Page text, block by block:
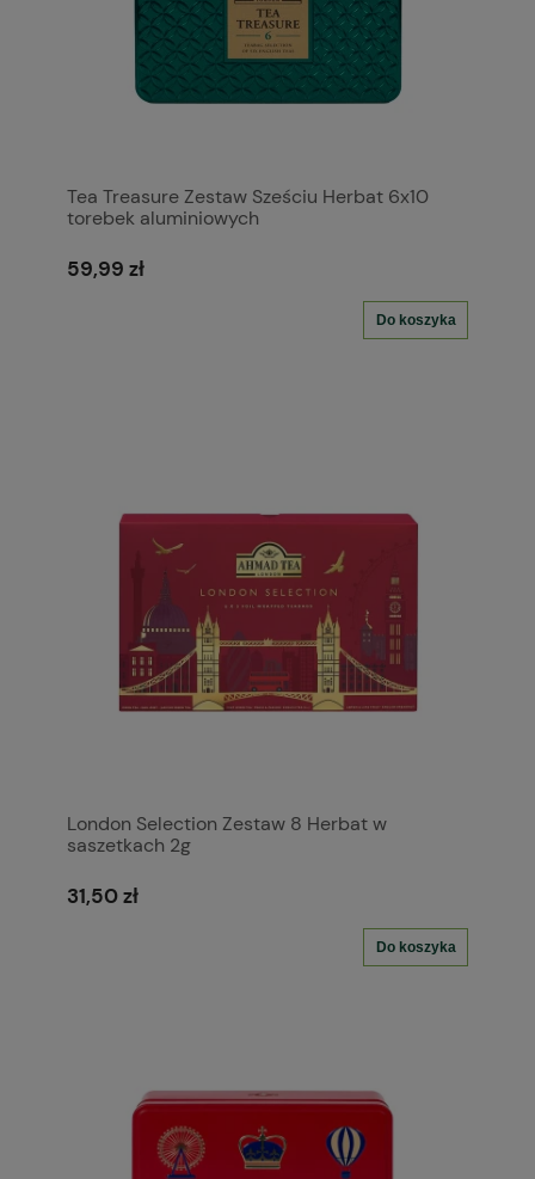
Tea Treasure Zestaw Sześciu Herbat 6x10
torebek aluminiowych
59,99 zł
Do koszyka
London Selection Zestaw 8 Herbat w
saszetkach 2g
31,50 zł
Do koszyka